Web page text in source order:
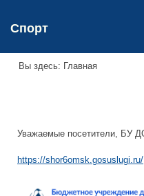
Спорт
Вы здесь: Главная
Уважаемые посетители, БУ
https://shor6omsk.gosuslugi.ru/